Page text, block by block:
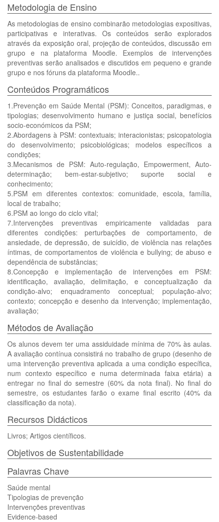
Metodologia de Ensino
As metodologias de ensino combinarão metodologias expositivas,
participativas e interativas. Os conteúdos serão explorados
através da exposição oral, projeção de conteúdos, discussão em
grupo e na plataforma Moodle. Exemplos de intervenções
preventivas serão analisados e discutidos em pequeno e grande
grupo e nos fóruns da plataforma Moodle..
Conteúdos Programáticos
1.Prevenção em Saúde Mental (PSM): Conceitos, paradigmas, e
tipologias; desenvolvimento humano e justiça social, benefícios
socio-económicos da PSM;
2.Abordagens à PSM: contextuais; interacionistas; psicopatologia
do desenvolvimento; psicobiológicas; modelos específicos a
condições;
3.Mecanismos de PSM: Auto-regulação, Empowerment, Auto-
determinação; bem-estar-subjetivo; suporte social e
conhecimento;
5.PSM em diferentes contextos: comunidade, escola, família,
local de trabalho;
6.PSM ao longo do ciclo vital;
7.Intervenções preventivas empiricamente validadas para
diferentes condições: perturbações de comportamento, de
ansiedade, de depressão, de suicídio, de violência nas relações
íntimas, de comportamentos de violência e bullying; de abuso e
dependência de substâncias;
8.Concepção e implementação de intervenções em PSM:
identificação, avaliação, delimitação, e conceptualização da
condição-alvo; enquadramento conceptual; população-alvo;
contexto; concepção e desenho da intervenção; implementação,
avaliação;
Métodos de Avaliação
Os alunos devem ter uma assiduidade mínima de 70% às aulas.
A avaliação contínua consistirá no trabalho de grupo (desenho de
uma intervenção preventiva aplicada a uma condição específica,
num contexto específico e numa determinada faixa etária) a
entregar no final do semestre (60% da nota final). No final do
semestre, os estudantes farão o exame final escrito (40% da
classificação da nota).
Recursos Didácticos
Livros; Artigos científicos.
Objetivos de Sustentabilidade
Palavras Chave
Saúde mental
Tipologias de prevenção
Intervenções preventivas
Evidence-based